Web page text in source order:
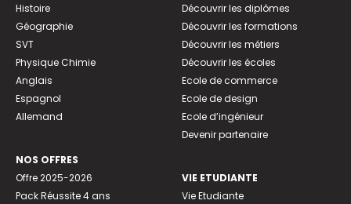
Histoire
Géographie
SVT
Physique Chimie
Anglais
Espagnol
Allemand
NOS OFFRES
Offre 2025-2026
Pack Réussite 4 ans
Découvrir les diplômes
Découvrir les formations
Découvrir les métiers
Découvrir les écoles
Ecole de commerce
Ecole de design
Ecole d’ingénieur
Devenir partenaire
VIE ETUDIANTE
Vie Etudiante